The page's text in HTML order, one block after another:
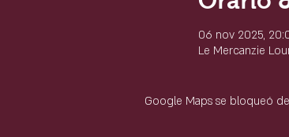
06 nov 2025,
Le Mercanzie
Google Maps se bloqueó